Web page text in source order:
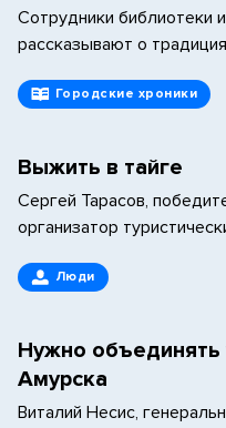
Сотрудники библиотеки
рассказывают о
Городские хроники
Выжить в тайге
Сергей Тарасов,
организатор
Люди
Нужно объединять
Амурска
Виталий Несис,